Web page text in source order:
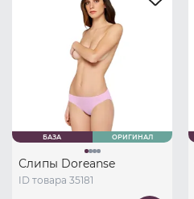
БАЗА ОРИГИНАЛ
Слипы Doreanse
ID товара 35181